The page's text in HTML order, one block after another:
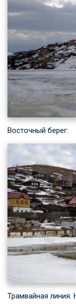
Восточный берег:
Трамвайная линия.